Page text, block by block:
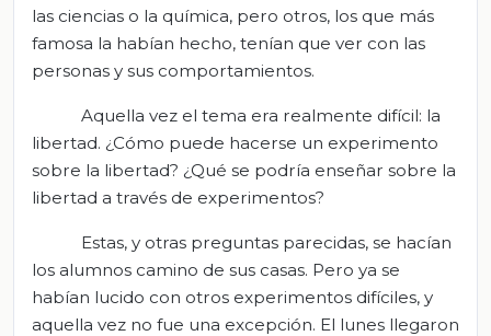
las ciencias o la química, pero otros, los que más
famosa la habían hecho, tenían que ver con las
personas y sus comportamientos.
Aquella vez el tema era realmente difícil: la
libertad. ¿Cómo puede hacerse un experimento
sobre la libertad? ¿Qué se podría enseñar sobre la
libertad a través de experimentos?
Estas, y otras preguntas parecidas, se hacían
los alumnos camino de sus casas. Pero ya se
habían lucido con otros experimentos difíciles, y
aquella vez no fue una excepción. El lunes llegaron